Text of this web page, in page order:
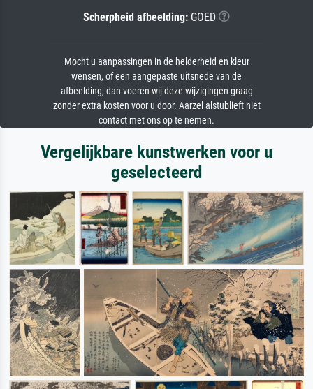
Scherpheid afbeelding: GOED
Mocht u aanpassingen in de helderheid en kleur
wensen, of een aangepaste uitsnede van de
afbeelding, dan voeren wij deze wijzigingen graag
zonder extra kosten voor u door. Aarzel alstublieft niet
contact met ons op te nemen.
Vergelijkbare kunstwerken voor u
geselecteerd